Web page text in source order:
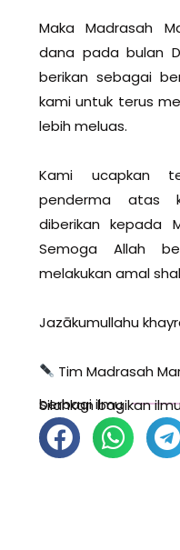
Maka Madrasah
dana pada bulan
berikan sebagai
kami untuk terus
lebih meluas.
Kami ucapkan
penderma atas
diberikan kepada
Semoga Allah
melakukan amal
Jazākumullahu
Tim Madrasah
berbagi ilmu
Silahkan bagikan